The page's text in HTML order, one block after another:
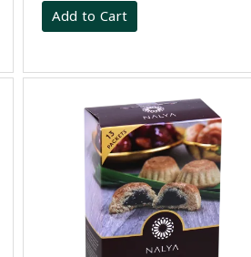
Add to Cart